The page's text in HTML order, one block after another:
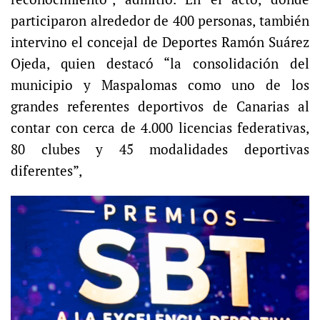
participaron alrededor de 400 personas, también
intervino el concejal de Deportes Ramón Suárez
Ojeda, quien destacó “la consolidación del
municipio y Maspalomas como uno de los
grandes referentes deportivos de Canarias al
contar con cerca de 4.000 licencias federativas,
80 clubes y 45 modalidades deportivas
diferentes”,